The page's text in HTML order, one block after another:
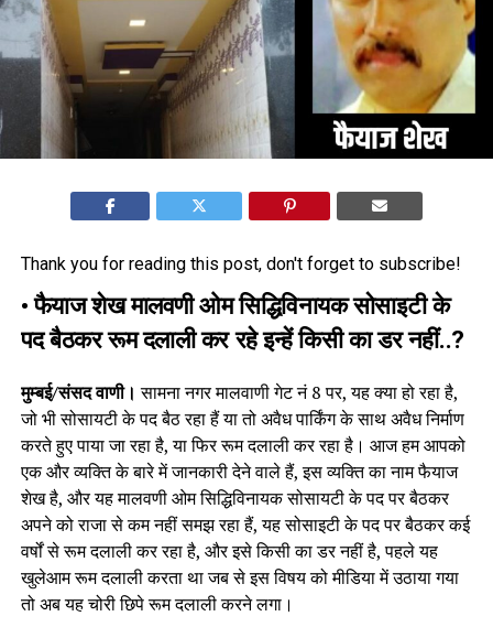
Thank you for reading this post, don't forget to subscribe!
• फैयाज शेख मालवणी ओम सिद्धिविनायक सोसाइटी के
पद बैठकर रूम दलाली कर रहे इन्हें किसी का डर नहीं..?
मुम्बई/संसद वाणी। सामना नगर मालवाणी गेट नं 8 पर, यह क्या हो रहा है,
जो भी सोसायटी के पद बैठ रहा हैं या तो अवैध पार्किंग के साथ अवैध निर्माण
करते हुए पाया जा रहा है, या फिर रूम दलाली कर रहा है। आज हम आपको
एक और व्यक्ति के बारे में जानकारी देने वाले हैं, इस व्यक्ति का नाम फैयाज
शेख है, और यह मालवणी ओम सिद्धिविनायक सोसायटी के पद पर बैठकर
अपने को राजा से कम नहीं समझ रहा हैं, यह सोसाइटी के पद पर बैठकर कई
वर्षों से रूम दलाली कर रहा है, और इसे किसी का डर नहीं है, पहले यह
खुलेआम रूम दलाली करता था जब से इस विषय को मीडिया में उठाया गया
तो अब यह चोरी छिपे रूम दलाली करने लगा।